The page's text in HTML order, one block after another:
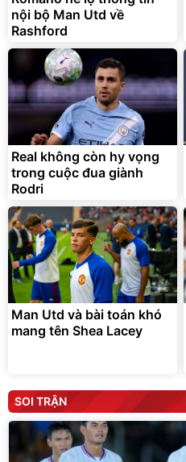
nội bộ Man Utd về
Rashford
Real không còn hy vọng
trong cuộc đua giành
Rodri
Man Utd và bài toán khó
mang tên Shea Lacey
SOI TRẬN